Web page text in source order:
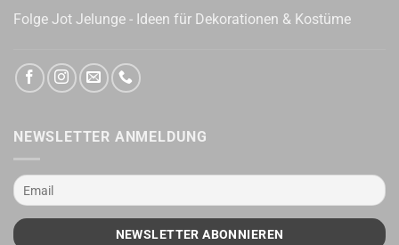
Folge Jot Jelunge - Ideen für Dekorationen & Kostüme
NEWSLETTER ANMELDUNG